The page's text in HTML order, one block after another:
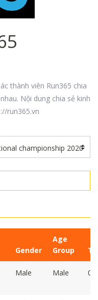
thành viên Run365 chia
Nội dung chia sẻ kinh
run365.vn
Gender
Age
Group
Male Male